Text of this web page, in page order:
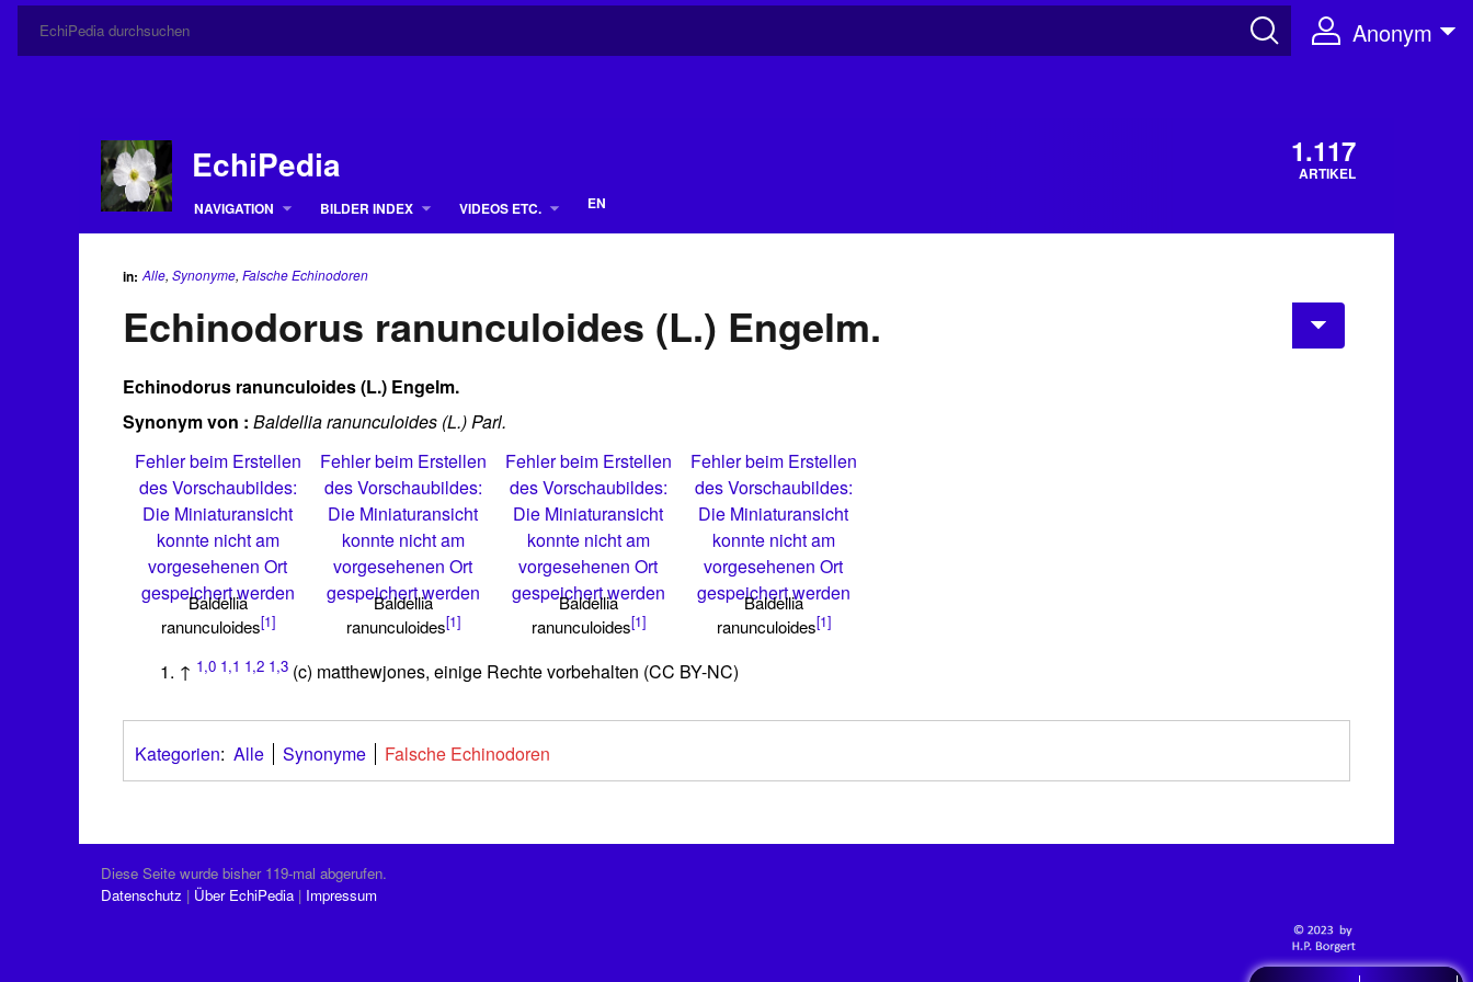
Anonym
EchiPedia 1.117
ARTIKEL
NAVIGATION
BILDER INDEX VIDEOS ETC. EN
in: Alle, Synonyme, Falsche Echinodoren
Echinodorus ranunculoides (L.) Engelm.
Echinodorus ranunculoides (L.) Engelm.
Synonym von : Baldellia ranunculoides (L.) Parl.
Fehler beim Erstellen
des Vorschaubildes:
Die Miniaturansicht
konnte nicht am
vorgesehenen Ort
gespeichert werden
Baldellia
ranunculoides[1]
Fehler beim Erstellen
des Vorschaubildes:
Die Miniaturansicht
konnte nicht am
vorgesehenen Ort
gespeichert werden
Baldellia
ranunculoides[1]
Fehler beim Erstellen
des Vorschaubildes:
Die Miniaturansicht
konnte nicht am
vorgesehenen Ort
gespeichert werden
Baldellia
ranunculoides[1]
Fehler beim Erstellen
des Vorschaubildes:
Die Miniaturansicht
konnte nicht am
vorgesehenen Ort
gespeichert werden
Baldellia
ranunculoides[1]
↑ 1,0 1,1 1,2 1,3 (c) matthewjones, einige Rechte vorbehalten (CC BY-NC)
Kategorien: Alle Synonyme Falsche Echinodoren
Diese Seite wurde bisher 119-mal abgerufen.
Datenschutz
Über EchiPedia Impressum